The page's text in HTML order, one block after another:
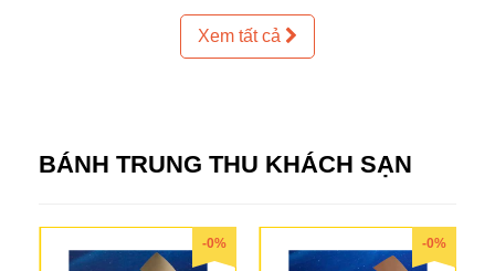
Xem tất cả
BÁNH TRUNG THU KHÁCH SẠN
-0% -0%